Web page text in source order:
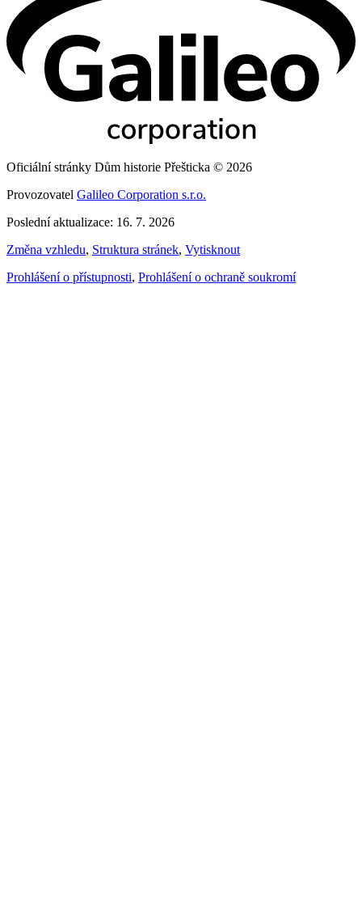
Oficiální stránky Dům historie Přešticka © 2026
Provozovatel Galileo Corporation s.r.o.
Poslední aktualizace: 16. 7. 2026
Změna vzhledu, Struktura stránek, Vytisknout
Prohlášení o přístupnosti, Prohlášení o ochraně soukromí